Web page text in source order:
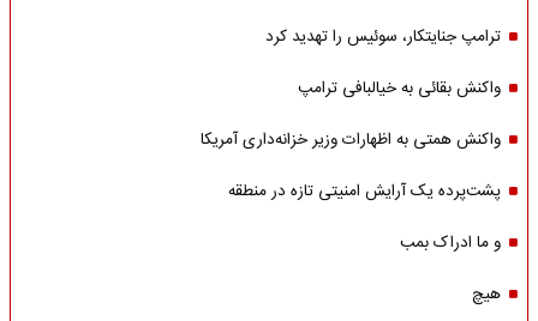
ترامپ جنایتکار، سوئیس را تهدید کرد
واکنش بقائی به خیالبافی ترامپ
واکنش همتی به اظهارات وزیر خزانه‌داری آمریکا
پشت‌پرده یک آرایش امنیتی تازه در منطقه
و ما ادراک بمب
هیچ